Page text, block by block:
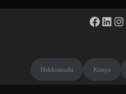
Hakkımızda Künye